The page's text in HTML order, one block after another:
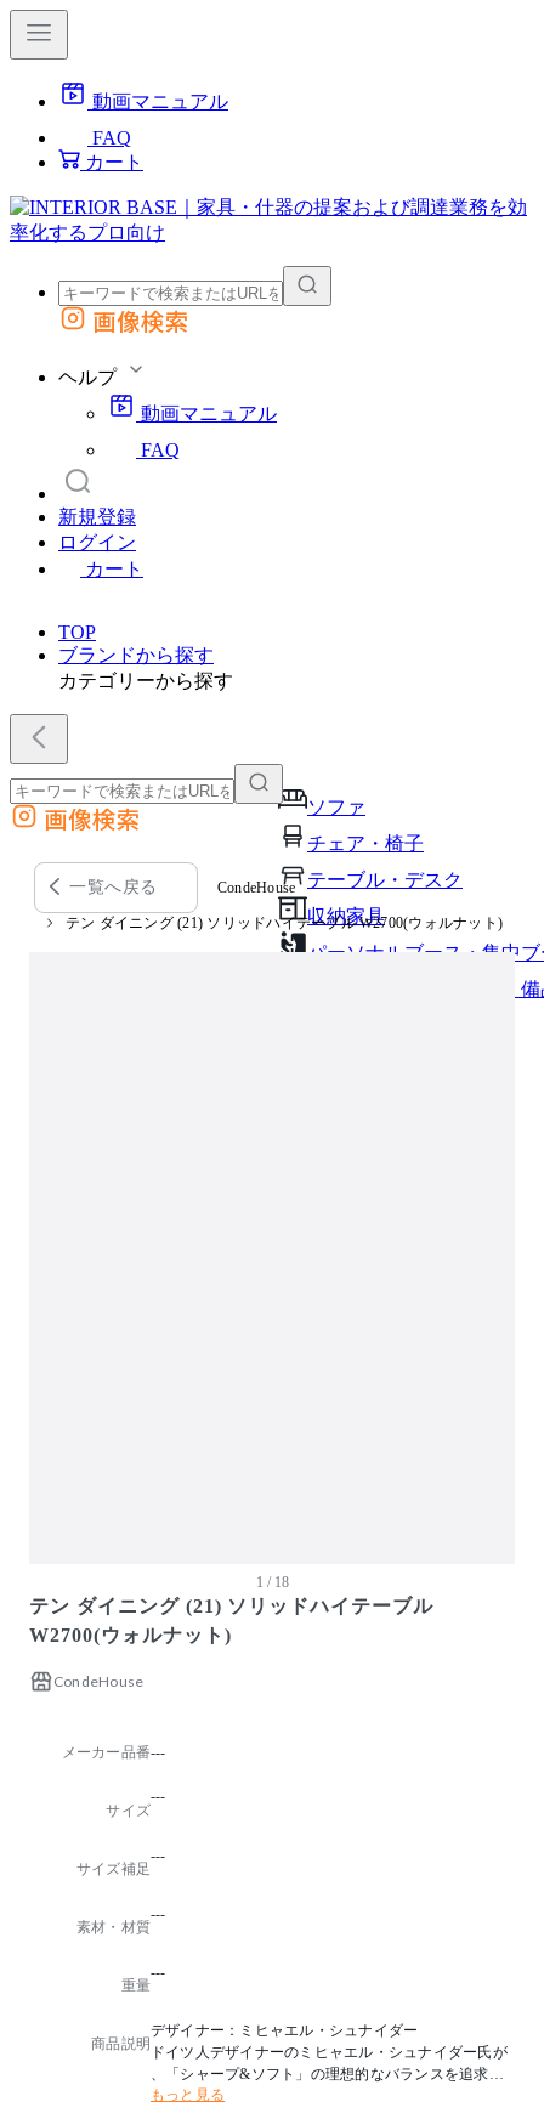
動画マニュアル
FAQ
カート
外部サイトの商品をカートに追加
画像検索
ヘルプ
動画マニュアル
FAQ
新規登録
ログイン
カート
TOP
ブランドから探す
カテゴリーから探す
ソファ
チェア・椅子
テーブル・デスク
収納家具
パーソナルブース・集中
オフィスアクセサリー・
外部サイトの商品をカートに追加
他のサイトで見つけた商品ページのURLを貼り付けて、カートに追加できます
画像検索
一覧へ戻る CondeHouse
テン ダイニング (21) ソリッドハイテーブル W2700(ウォルナット)
1 / 18
テン ダイニング (21) ソリッドハイテーブル
W2700(ウォルナット)
CondeHouse
メーカー品番---
サイズ
---
サイズ補足
---
素材・材質
---
重量
---
商品説明
デザイナー：ミヒャエル・シュナイダー
ドイツ人デザイナーのミヒャエル・シュナイダー氏が
、「シャープ&ソフト」の理想的なバランスを追求し
た「テン」。
もっと見る